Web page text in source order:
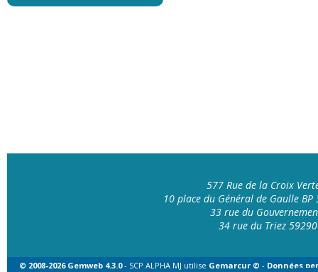
577 Rue de la Croix
10 place du Général de Gaulle BP
33 rue du
34 rue du Triez 59290
© 2008-2026 Gemweb 4.3.0- SCP ALPHA MJ utilise Gemarcur © - Données